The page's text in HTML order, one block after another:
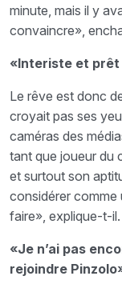
minute, mais il y
convaincre»,
«Interiste et prêt
Le rêve est donc
croyait pas ses
caméras des
tant que joueur du
et surtout son
considérer comme
faire», explique-t-il.
«Je n’ai pas
rejoindre